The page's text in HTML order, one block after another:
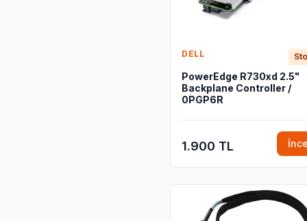
DELL
PowerEdge R730xd 2.5"
Backplane Controller /
0PGP6R
1.900 TL